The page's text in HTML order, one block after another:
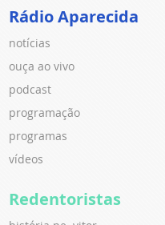
Rádio Aparecida
notícias
ouça ao vivo
podcast
programação
programas
vídeos
Redentoristas